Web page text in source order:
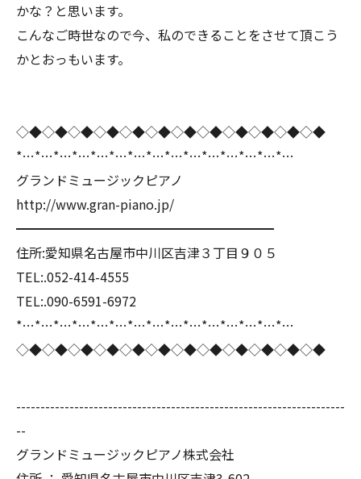
かな？と思います。
こんなご時世なので今、私のできることをさせて頂こう
かとおっもいます。
◇◆◇◆◇◆◇◆◇◆◇◆◇◆◇◆◇◆◇◆◇◆◇◆
*…*…*…*…*…*…*…*…*…*…*…*…*…*…*…
グランドミュージックピアノ
http://www.gran-piano.jp/
━━━━━━━━━━━━━━━━━━━━
住所:愛知県名古屋市中川区吉津３丁目９０５
TEL:.052-414-4555
TEL:.090-6591-6972
*…*…*…*…*…*…*…*…*…*…*…*…*…*…*…
◇◆◇◆◇◆◇◆◇◆◇◆◇◆◇◆◇◆◇◆◇◆◇◆
--------------------------------------------------------------------
--
グランドミュージックピアノ株式会社